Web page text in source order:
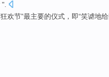
".
狂欢节”最主要的仪式 ， 即“笑谑地给